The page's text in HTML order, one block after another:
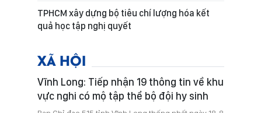
TPHCM xây dựng bộ tiêu chí lượng hóa kết
quả học tập nghị quyết
XÃ HỘI
Vĩnh Long: Tiếp nhận 19 thông tin về khu
vực nghi có mộ tập thể bộ đội hy sinh